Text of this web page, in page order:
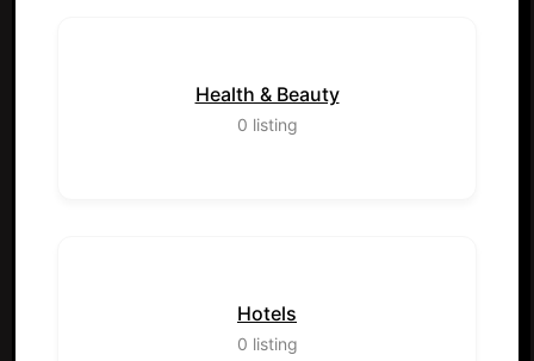
Health & Beauty
0 listing
Hotels
0 listing